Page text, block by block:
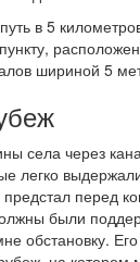
в 5
шириной 5
села через
легко
перед
были
обстановку.